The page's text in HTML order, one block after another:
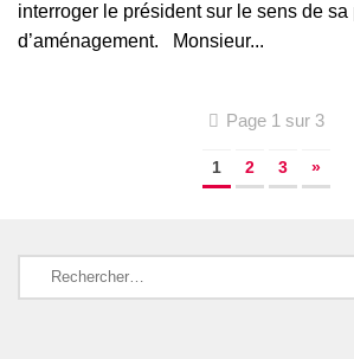
interroger le président sur le sens de
d’aménagement. Monsieur...
Page 1 sur 3
1 2 3 »